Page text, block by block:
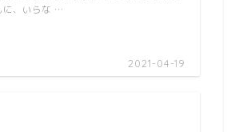
2021-04-19
に、いらな …